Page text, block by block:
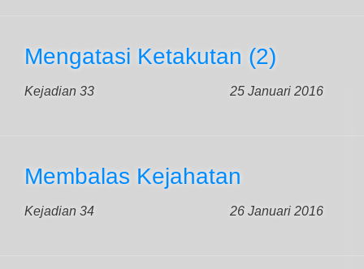
Mengatasi Ketakutan (2)
Kejadian 33 25 Januari 2016
Membalas Kejahatan
Kejadian 34 26 Januari 2016